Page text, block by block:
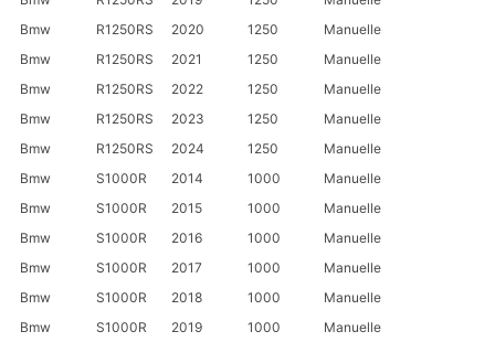
Bmw
R1250RS 2020 1250
Manuelle
Bmw
R1250RS 2021 1250
Manuelle
Bmw
R1250RS 2022 1250
Manuelle
Bmw
R1250RS 2023 1250
Manuelle
Bmw
R1250RS 2024 1250
Manuelle
Bmw
S1000R 2014 1000
Manuelle
Bmw
S1000R 2015 1000
Manuelle
Bmw
S1000R 2016 1000
Manuelle
Bmw
S1000R 2017 1000
Manuelle
Bmw
S1000R 2018 1000
Manuelle
Bmw
S1000R 2019 1000
Manuelle